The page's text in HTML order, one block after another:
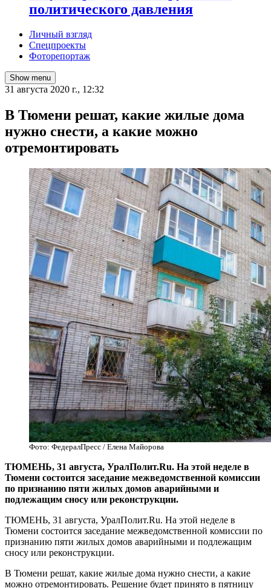
политического давления
Личный взгляд
Спецпроекты
Фоторепортаж
Show menu
31 августа 2020 г., 12:32
В Тюмени решат, какие жилые дома
нужно снести, а какие можно
отремонтировать
Фото: ФедералПресс / Елена Майорова
ТЮМЕНЬ, 31 августа, УралПолит.Ru. На этой неделе в
Тюмени состоится заседание межведомственной комиссии
по признанию пяти жилых домов аварийными и
подлежащим сносу или реконструкции.
ТЮМЕНЬ, 31 августа, УралПолит.Ru. На этой неделе в
Тюмени состоится заседание межведомственной комиссии по
признанию пяти жилых домов аварийными и подлежащим
сносу или реконструкции.
В Тюмени решат, какие жилые дома нужно снести, а какие
можно отремонтировать. Решение будет принято в пятницу